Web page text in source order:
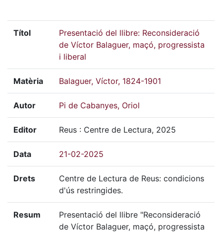
Títol
Presentació del llibre: Reconsideració
de Víctor Balaguer, maçó, progressista
i liberal
Matèria Balaguer, Víctor, 1824-1901
Autor Pi de Cabanyes, Oriol
Editor Reus : Centre de Lectura, 2025
Data 21-02-2025
Drets
Centre de Lectura de Reus: condicions
d'ús restringides.
Resum
Presentació del llibre "Reconsideració
de Víctor Balaguer, maçó, progressista